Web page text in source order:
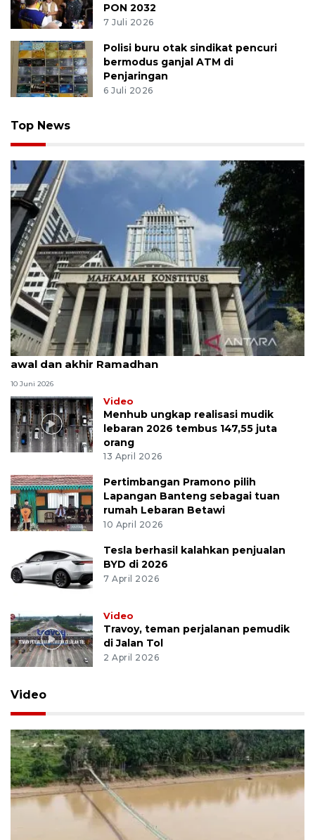
PON 2032
7 Juli 2026
Polisi buru otak sindikat pencuri
bermodus ganjal ATM di
Penjaringan
6 Juli 2026
Top News
MK uji materi UU Peradilan Agama perihal isbat
awal dan akhir Ramadhan
10 Juni 2026
Video
Menhub ungkap realisasi mudik
lebaran 2026 tembus 147,55 juta
orang
13 April 2026
Pertimbangan Pramono pilih
Lapangan Banteng sebagai tuan
rumah Lebaran Betawi
10 April 2026
Tesla berhasil kalahkan penjualan
BYD di 2026
7 April 2026
Video
Travoy, teman perjalanan pemudik
di Jalan Tol
2 April 2026
Video